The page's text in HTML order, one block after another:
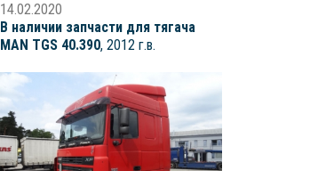
14.02.2020
В наличии запчасти для тягача
MAN TGS 40.390, 2012 г.в.